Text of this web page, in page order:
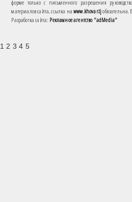
форме только с письменного разрешения
материалов сайта, ссылка наwww.khovar.tjобязательна.
Разработка сайта: Рекламное агентство "adMedia"
1 2 3 4 5